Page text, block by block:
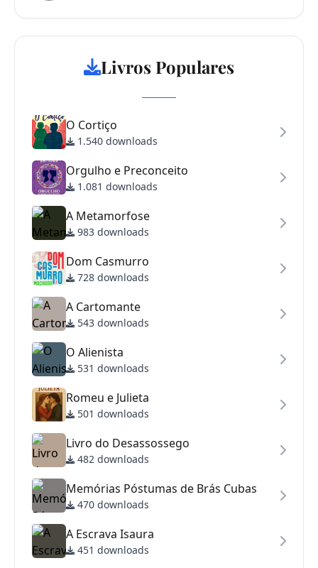
Livros Populares
O Cortiço
1.540 downloads
Orgulho e Preconceito
1.081 downloads
A Metamorfose
983 downloads
Dom Casmurro
728 downloads
A Cartomante
543 downloads
O Alienista
531 downloads
Romeu e Julieta
501 downloads
Livro do Desassossego
482 downloads
Memórias Póstumas de Brás Cubas
470 downloads
A Escrava Isaura
451 downloads